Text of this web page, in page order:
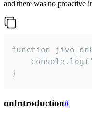
and there was no proactive
function
}
onIntroduction#